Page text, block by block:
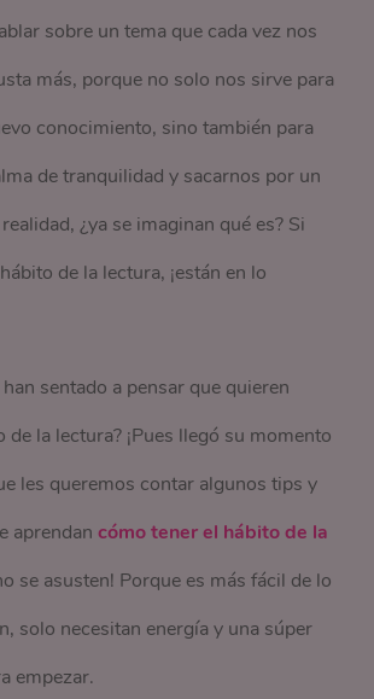
sobre un tema que cada vez nos
más, porque no solo nos sirve para
conocimiento, sino también para
de tranquilidad y sacarnos por un
¿ya se imaginan qué es? Si
de la lectura, ¡están en lo
sentado a pensar que quieren
la lectura? ¡Pues llegó su momento
les queremos contar algunos tips y
aprendancómo tener el hábito de la
se asusten! Porque es más fácil de lo
solo necesitan energía y una súper
empezar.